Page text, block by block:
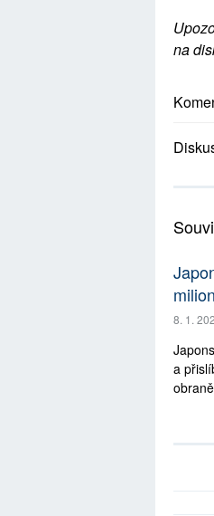
na
8. 1.
a